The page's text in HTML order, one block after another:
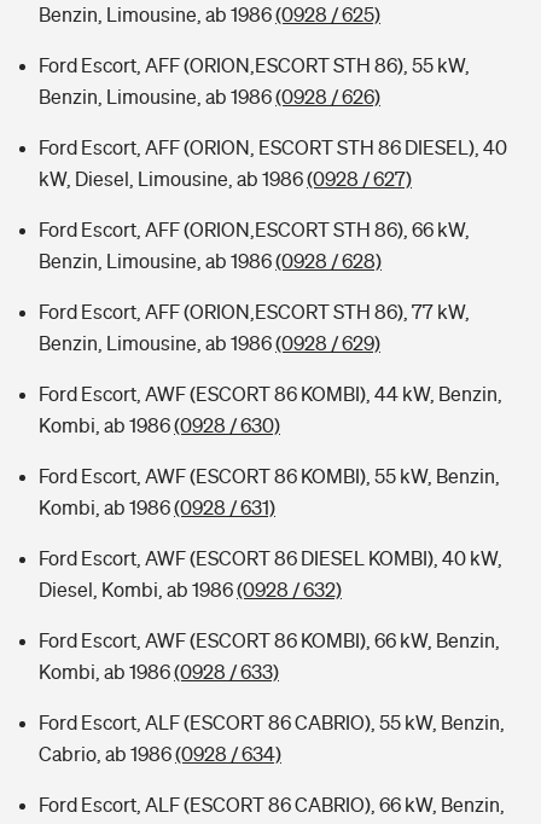
Benzin, Limousine, ab 1986(0928 / 625)
Ford Escort, AFF (ORION,ESCORT STH 86), 55 kW,
Benzin, Limousine, ab 1986(0928 / 626)
Ford Escort, AFF (ORION, ESCORT STH 86 DIESEL), 40
kW, Diesel, Limousine, ab 1986(0928 / 627)
Ford Escort, AFF (ORION,ESCORT STH 86), 66 kW,
Benzin, Limousine, ab 1986(0928 / 628)
Ford Escort, AFF (ORION,ESCORT STH 86), 77 kW,
Benzin, Limousine, ab 1986(0928 / 629)
Ford Escort, AWF (ESCORT 86 KOMBI), 44 kW, Benzin,
Kombi, ab 1986(0928 / 630)
Ford Escort, AWF (ESCORT 86 KOMBI), 55 kW, Benzin,
Kombi, ab 1986(0928 / 631)
Ford Escort, AWF (ESCORT 86 DIESEL KOMBI), 40 kW,
Diesel, Kombi, ab 1986(0928 / 632)
Ford Escort, AWF (ESCORT 86 KOMBI), 66 kW, Benzin,
Kombi, ab 1986(0928 / 633)
Ford Escort, ALF (ESCORT 86 CABRIO), 55 kW, Benzin,
Cabrio, ab 1986(0928 / 634)
Ford Escort, ALF (ESCORT 86 CABRIO), 66 kW, Benzin,